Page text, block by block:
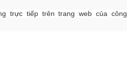
trực tiếp trên trang web của công